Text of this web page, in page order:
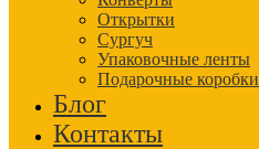
Открытки
Сургуч
Упаковочные ленты
Подарочные коробки
Блог
Контакты